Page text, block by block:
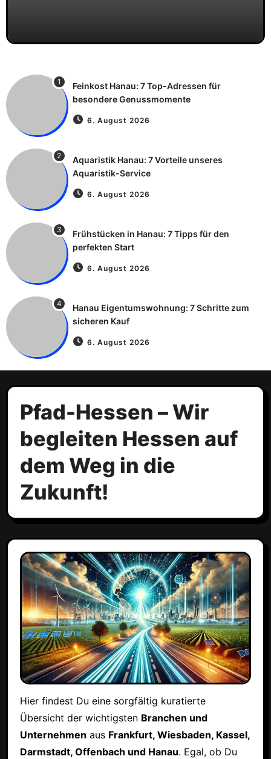
1
Feinkost Hanau: 7 Top-Adressen für
besondere Genussmomente
6. August 2026
2
Aquaristik Hanau: 7 Vorteile unseres
Aquaristik-Service
6. August 2026
3
Frühstücken in Hanau: 7 Tipps für den
perfekten Start
6. August 2026
4
Hanau Eigentumswohnung: 7 Schritte zum
sicheren Kauf
6. August 2026
Pfad-Hessen – Wir
begleiten Hessen auf
dem Weg in die
Zukunft!
Hier findest Du eine sorgfältig kuratierte
Übersicht der wichtigsten Branchen und
Unternehmen aus Frankfurt, Wiesbaden, Kassel,
Darmstadt, Offenbach und Hanau. Egal, ob Du